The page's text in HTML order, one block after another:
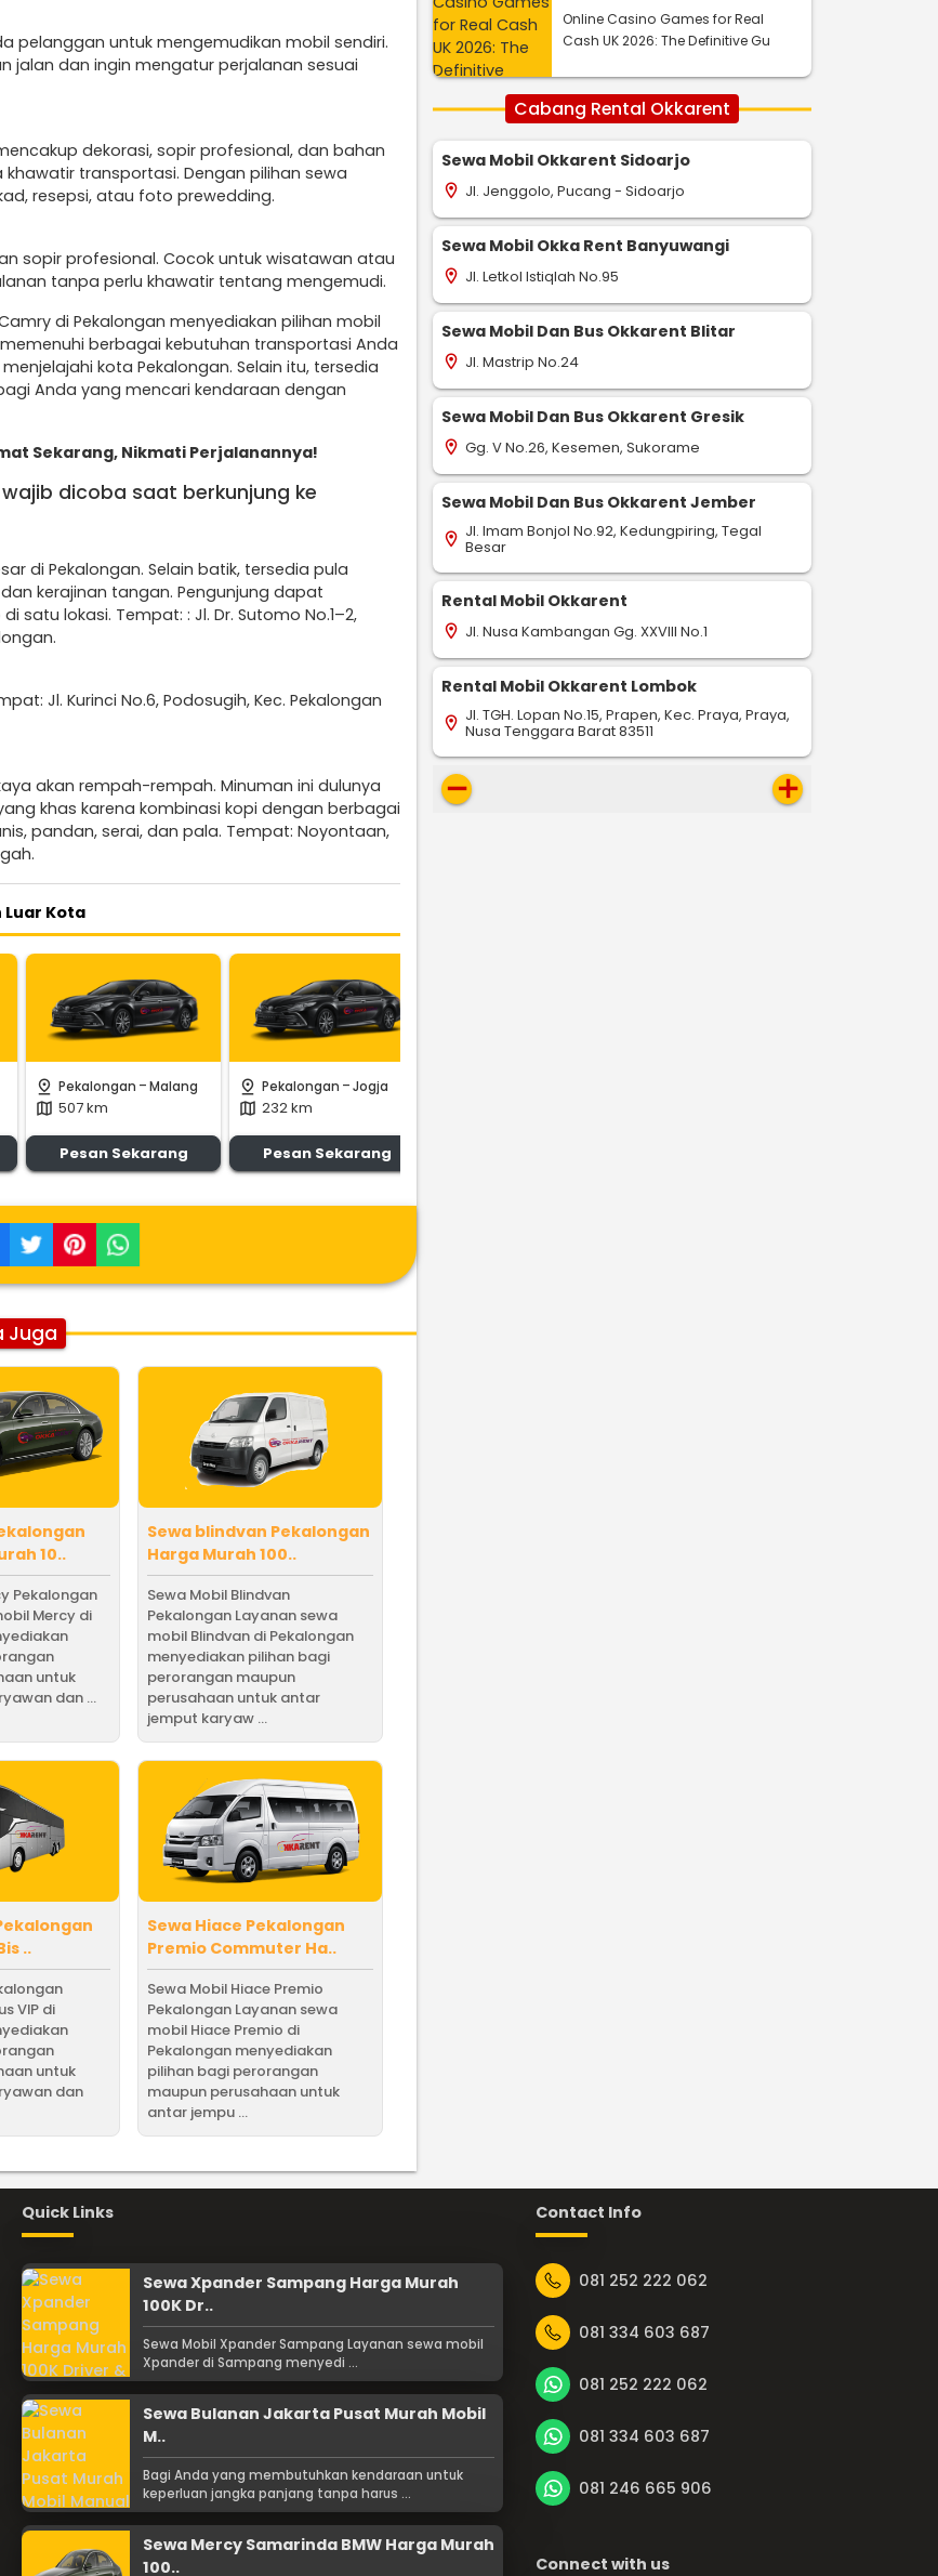
pelanggan untuk mengemudikan mobil sendiri.
jalan dan ingin mengatur perjalanan sesuai
dekorasi, sopir profesional, dan bahan
transportasi. Dengan pilihan sewa
resepsi, atau foto prewedding.
sopir profesional. Cocok untuk wisatawan atau
tanpa perlu khawatir tentang mengemudi.
di Pekalongan menyediakan pilihan mobil
berbagai kebutuhan transportasi Anda
kota Pekalongan. Selain itu, tersedia
Anda yang mencari kendaraan dengan
Sekarang, Nikmati Perjalanannya!
dicoba saat berkunjung ke
di Pekalongan. Selain batik, tersedia pula
kerajinan tangan. Pengunjung dapat
lokasi. Tempat: : Jl. Dr. Sutomo No.1–2,
Jl. Kurinci No.6, Podosugih, Kec. Pekalongan
akan rempah-rempah. Minuman ini dulunya
khas karena kombinasi kopi dengan berbagai
pandan, serai, dan pala. Tempat: Noyontaan,
Luar Kota
pin_drop Pekalongan -Malang
map 507 km
Pesan Sekarang
pin_drop Pekalongan -Jogja
map 232 km
Pesan Sekarang
Juga
10..
Pekalongan
Mercy di
untuk
dan ...
Sewa blindvan Pekalongan
Harga Murah 100..
Sewa Mobil Blindvan
Pekalongan Layanan sewa
mobil Blindvan di Pekalongan
menyediakan pilihan bagi
perorangan maupun
perusahaan untuk antar
jemput karyaw ...
..
VIP di
untuk
dan
Sewa Hiace Pekalongan
Premio Commuter Ha..
Sewa Mobil Hiace Premio
Pekalongan Layanan sewa
mobil Hiace Premio di
Pekalongan menyediakan
pilihan bagi perorangan
maupun perusahaan untuk
antar jempu ...
Online Casino Games for Real
Cash UK 2026: The Definitive Gu
Cabang Rental Okkarent
Sewa Mobil Okkarent Sidoarjo
location_on Jl. Jenggolo, Pucang - Sidoarjo
Sewa Mobil Okka Rent Banyuwangi
location_on Jl. Letkol Istiqlah No.95
Sewa Mobil Dan Bus Okkarent Blitar
location_on Jl. Mastrip No.24
Sewa Mobil Dan Bus Okkarent Gresik
location_on Gg. V No.26, Kesemen, Sukorame
Sewa Mobil Dan Bus Okkarent Jember
location_on Jl. Imam Bonjol No.92, Kedungpiring, Tegal
Besar
Rental Mobil Okkarent
location_on Jl. Nusa Kambangan Gg. XXVIII No.1
Rental Mobil Okkarent Lombok
location_on Jl. TGH. Lopan No.15, Prapen, Kec. Praya, Praya,
Nusa Tenggara Barat 83511
remove add
Quick Links
Sewa Xpander Sampang Harga Murah
100K Dr..
Sewa Mobil Xpander Sampang Layanan sewa mobil
Xpander di Sampang menyedi ...
Sewa Bulanan Jakarta Pusat Murah Mobil
M..
Bagi Anda yang membutuhkan kendaraan untuk
keperluan jangka panjang tanpa harus ...
Sewa Mercy Samarinda BMW Harga Murah
100..
Contact Info
081 252 222 062
081 334 603 687
081 252 222 062
081 334 603 687
081 246 665 906
Connect with us